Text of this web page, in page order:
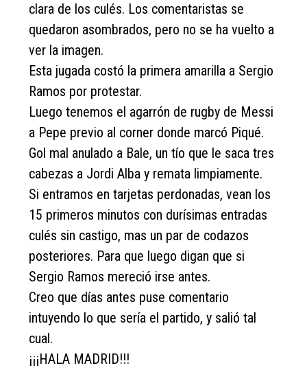
clara de los culés. Los comentaristas se
quedaron asombrados, pero no se ha vuelto a
ver la imagen.
Esta jugada costó la primera amarilla a Sergio
Ramos por protestar.
Luego tenemos el agarrón de rugby de Messi
a Pepe previo al corner donde marcó Piqué.
Gol mal anulado a Bale, un tío que le saca tres
cabezas a Jordi Alba y remata limpiamente.
Si entramos en tarjetas perdonadas, vean los
15 primeros minutos con durísimas entradas
culés sin castigo, mas un par de codazos
posteriores. Para que luego digan que si
Sergio Ramos mereció irse antes.
Creo que días antes puse comentario
intuyendo lo que sería el partido, y salió tal
cual.
¡¡¡HALA MADRID!!!